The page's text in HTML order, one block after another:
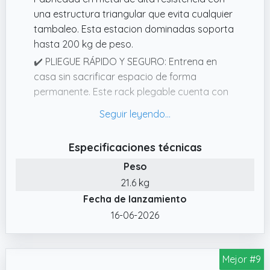
cm/40,4" 210,4 cm/82,8") y 7 posiciones de
agarre. Hombres, mujeres, mayores y niños
pueden configurar su entrenamiento ideal
para dominadas, chinups o ejercicios
asistidos – logrando técnica perfecta y
seguridad inquebrantable a cualquier edad o
nivel.
✔️ ALTA CAPACIDAD 172KG/380LBS: Esta
hasta 172 kg (380 lbs),haciéndola perfecta
para entrenamientos intensos con chalecos
lastrados o bandas de resistencia.
Fabricada con tubos de acero de pared
gruesa para mayor integridad estructural,
mantiene su estabilidad incluso en sesiones
exigentes.
una estructura triangular que evita cualquier
tambaleo. Esta estacion dominadas soporta
hasta 200 kg de peso.
✔️ PLIEGUE RÁPIDO Y SEGURO: Entrena en
casa sin sacrificar espacio de forma
permanente. Este rack plegable cuenta con
cerrarlo en segundos.
crece contigo. Como una verdadera torre
dominadas, su barra superior es extensible y
ofrece 8 niveles de ajuste de altura (de 175
cm a 225 cm),adaptándose perfectamente a
cualquier usuario, desde adolescentes o
✔️ GIMNASIO TODO EN UNO: Mucho más que
un simple rack dominadas. Esta estructura
Especificaciones técnicas
Peso
21.6 kg
Fecha de lanzamiento
16-06-2026
Mejor #9